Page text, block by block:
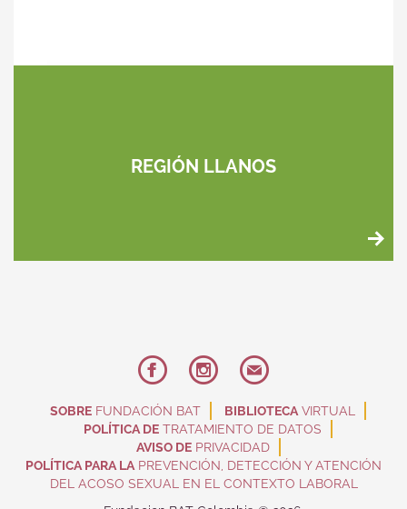
REGIÓN LLANOS
SOBRE FUNDACIÓN BAT BIBLIOTECA VIRTUAL
POLÍTICA DE TRATAMIENTO DE DATOS
AVISO DEPRIVACIDAD
POLÍTICA PARA LA PREVENCIÓN, DETECCIÓN Y ATENCIÓN
DEL ACOSO SEXUAL EN EL CONTEXTO LABORAL